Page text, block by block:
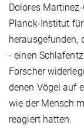
Dolores
Planck-Institut
herausgefunden,
- einen
Forscher
denen Vögel auf
wie der Mensch
reagiert hatten.